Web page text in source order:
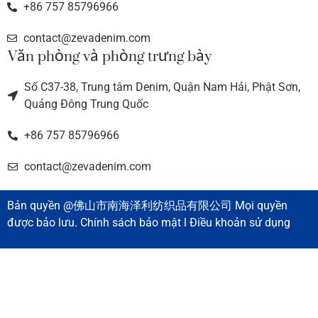
+86 757 85796966
contact@zevadenim.com
Văn phòng và phòng trưng bày
Số C37-38, Trung tâm Denim, Quận Nam Hải, Phật Sơn,
Quảng Đông Trung Quốc
+86 757 85796966
contact@zevadenim.com
Bản quyền @佛山市南海泽利纺织品有限公司 Mọi quyền
được bảo lưu. Chính sách bảo mật l Điều khoản sử dụng